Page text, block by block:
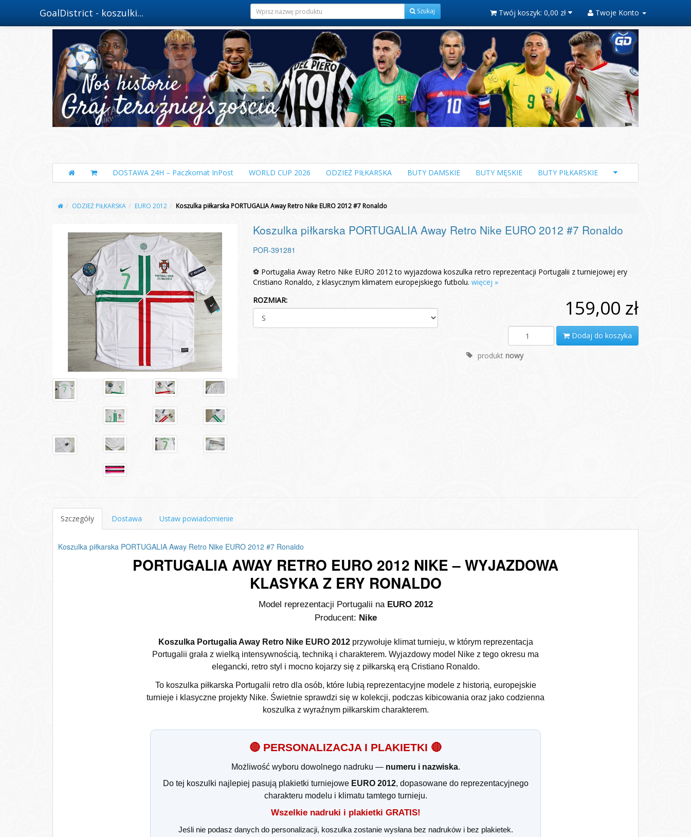
GoalDistrict - koszulki... Szukaj Twój koszyk: 0,00 zł Twoje Konto
DOSTAWA 24H – Paczkomat InPost WORLD CUP 2026 ODZIEŻ PIŁKARSKA BUTY DAMSKIE BUTY MĘSKIE BUTY PIŁKARSKIE
ODZIEŻ PIŁKARSKA EURO 2012 Koszulka piłkarska PORTUGALIA Away Retro Nike EURO 2012 #7 Ronaldo
Koszulka piłkarska PORTUGALIA Away Retro Nike EURO 2012 #7 Ronaldo
POR-391281
⚽ Portugalia Away Retro Nike EURO 2012 to wyjazdowa koszulka retro reprezentacji Portugalii z turniejowej ery
Cristiano Ronaldo, z klasycznym klimatem europejskiego futbolu. więcej »
ROZMIAR:
159,00 zł
Dodaj do koszyka
produkt nowy
Szczegóły Dostawa Ustaw powiadomienie
Koszulka piłkarska PORTUGALIA Away Retro Nike EURO 2012 #7 Ronaldo
PORTUGALIA AWAY RETRO EURO 2012 NIKE – WYJAZDOWA
KLASYKA Z ERY RONALDO
Model reprezentacji Portugalii na EURO 2012
Producent: Nike
Koszulka Portugalia Away Retro Nike EURO 2012przywołuje klimat turnieju, w którym reprezentacja
Portugalii grała z wielką intensywnością, techniką i charakterem. Wyjazdowy model Nike z tego okresu ma
elegancki, retro styl i mocno kojarzy się z piłkarską erą Cristiano Ronaldo.
To koszulka piłkarska Portugalii retro dla osób, które lubią reprezentacyjne modele z historią, europejskie
turnieje i klasyczne projekty Nike. Świetnie sprawdzi się w kolekcji, podczas kibicowania oraz jako codzienna
koszulka z wyraźnym piłkarskim charakterem.
🔴 PERSONALIZACJA I PLAKIETKI 🔴
Możliwość wyboru dowolnego nadruku — numeru i nazwiska.
Do tej koszulki najlepiej pasują plakietki turniejowe EURO 2012, dopasowane do reprezentacyjnego
charakteru modelu i klimatu tamtego turnieju.
Wszelkie nadruki i plakietki GRATIS!
Jeśli nie podasz danych do personalizacji, koszulka zostanie wysłana bez nadruków i bez plakietek.